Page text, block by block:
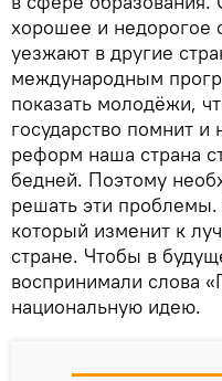
хорошее и недорогое
уезжают в другие
международным
показать молодёжи,
государство помнит и
реформ наша страна
бедней. Поэтому
решать эти
который изменит к
стране. Чтобы в
воспринимали слова
национальную идею.